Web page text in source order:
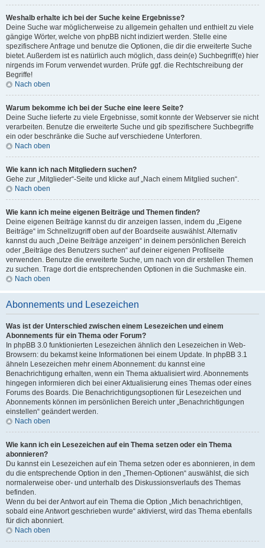
Weshalb erhalte ich bei der Suche keine Ergebnisse?
Deine Suche war möglicherweise zu allgemein gehalten und enthielt zu viele
gängige Wörter, welche von phpBB nicht indiziert werden. Stelle eine
spezifischere Anfrage und benutze die Optionen, die dir die erweiterte Suche
bietet. Außerdem ist es natürlich auch möglich, dass dein(e) Suchbegriff(e) hier
nirgends im Forum verwendet wurden. Prüfe ggf. die Rechtschreibung der
Begriffe!
Nach oben
Warum bekomme ich bei der Suche eine leere Seite?
Deine Suche lieferte zu viele Ergebnisse, somit konnte der Webserver sie nicht
verarbeiten. Benutze die erweiterte Suche und gib spezifischere Suchbegriffe
ein oder beschränke die Suche auf verschiedene Unterforen.
Nach oben
Wie kann ich nach Mitgliedern suchen?
Gehe zur „Mitglieder“-Seite und klicke auf „Nach einem Mitglied suchen“.
Nach oben
Wie kann ich meine eigenen Beiträge und Themen finden?
Deine eigenen Beiträge kannst du dir anzeigen lassen, indem du „Eigene
Beiträge“ im Schnellzugriff oben auf der Boardseite auswählst. Alternativ
kannst du auch „Deine Beiträge anzeigen“ in deinem persönlichen Bereich
oder „Beiträge des Benutzers suchen“ auf deiner eigenen Profilseite
verwenden. Benutze die erweiterte Suche, um nach von dir erstellen Themen
zu suchen. Trage dort die entsprechenden Optionen in die Suchmaske ein.
Nach oben
Abonnements und Lesezeichen
Was ist der Unterschied zwischen einem Lesezeichen und einem
Abonnements für ein Thema oder Forum?
In phpBB 3.0 funktionierten Lesezeichen ähnlich den Lesezeichen in Web-
Browsern: du bekamst keine Informationen bei einem Update. In phpBB 3.1
ähneln Lesezeichen mehr einem Abonnement: du kannst eine
Benachrichtigung erhalten, wenn ein Thema aktualisiert wird. Abonnements
hingegen informieren dich bei einer Aktualisierung eines Themas oder eines
Forums des Boards. Die Benachrichtigungsoptionen für Lesezeichen und
Abonnements können im persönlichen Bereich unter „Benachrichtigungen
einstellen“ geändert werden.
Nach oben
Wie kann ich ein Lesezeichen auf ein Thema setzen oder ein Thema
abonnieren?
Du kannst ein Lesezeichen auf ein Thema setzen oder es abonnieren, in dem
du die entsprechende Option in den „Themen-Optionen“ auswählst, die sich
normalerweise ober- und unterhalb des Diskussionsverlaufs des Themas
befinden.
Wenn du bei der Antwort auf ein Thema die Option „Mich benachrichtigen,
sobald eine Antwort geschrieben wurde“ aktivierst, wird das Thema ebenfalls
für dich abonniert.
Nach oben